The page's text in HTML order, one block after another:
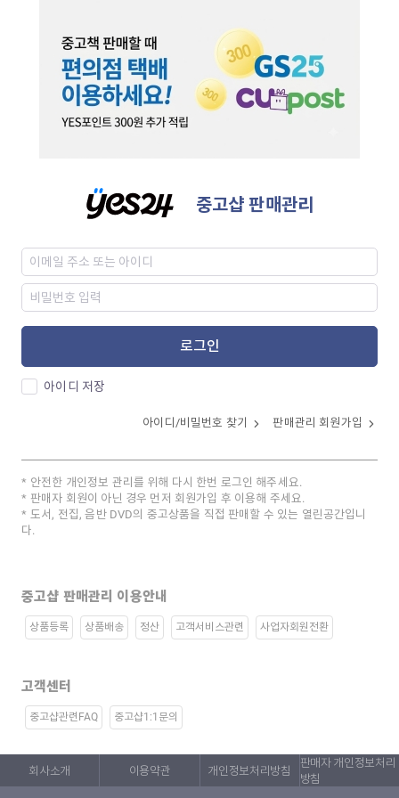
중고샵 판매관리
로그인
아이디 저장
아이디/비밀번호 찾기 판매관리 회원가입
안전한 개인정보 관리를 위해 다시 한번 로그인 해주세요.
판매자 회원이 아닌 경우 먼저 회원가입 후 이용해 주세요.
도서, 전집, 음반 DVD의 중고상품을 직접 판매할 수 있는 열린공간입니
다.
중고샵 판매관리 이용안내
상품등록 상품배송 정산 고객서비스관련 사업자회원전환
고객센터
중고샵관련FAQ 중고샵1:1문의
회사소개 이용약관 개인정보처리방침
판매자 개인정보처리
방침